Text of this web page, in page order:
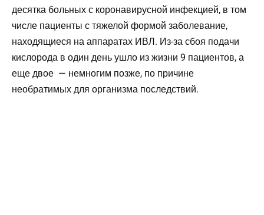
десятка больных с коронавирусной инфекцией, в том
числе пациенты с тяжелой формой заболевание,
находящиеся на аппаратах ИВЛ. Из-за сбоя подачи
кислорода в один день ушло из жизни 9 пациентов, а
еще двое — немногим позже, по причине
необратимых для организма последствий.